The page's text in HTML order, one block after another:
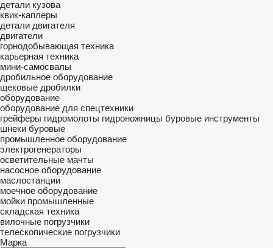
детали кузова
квик-каплеры
детали двигателя
двигатели
горнодобывающая техника
карьерная техника
мини-самосвалы
дробильное оборудование
щековые дробилки
оборудование
оборудование для спецтехники
грейферы гидромолоты гидроножницы буровые инструменты
шнеки буровые
промышленное оборудование
электрогенераторы
осветительные мачты
насосное оборудование
маслостанции
моечное оборудование
мойки промышленные
складская техника
вилочные погрузчики
телескопические погрузчики
Марка